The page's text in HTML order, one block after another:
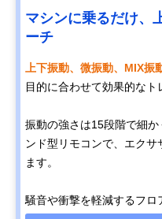
マシンに乗るだけ、
ーチ
上下振動、微振動、MIX
目的に合わせて効果的なト
振動の強さは15段階で細
ンド型リモコンで、エク
ます。
騒音や衝撃を軽減するフロ